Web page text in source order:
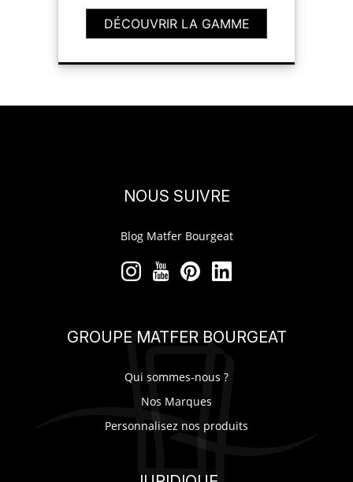
DÉCOUVRIR LA GAMME
NOUS SUIVRE
Blog Matfer Bourgeat
GROUPE MATFER BOURGEAT
Qui sommes-nous ?
Nos Marques
Personnalisez nos produits